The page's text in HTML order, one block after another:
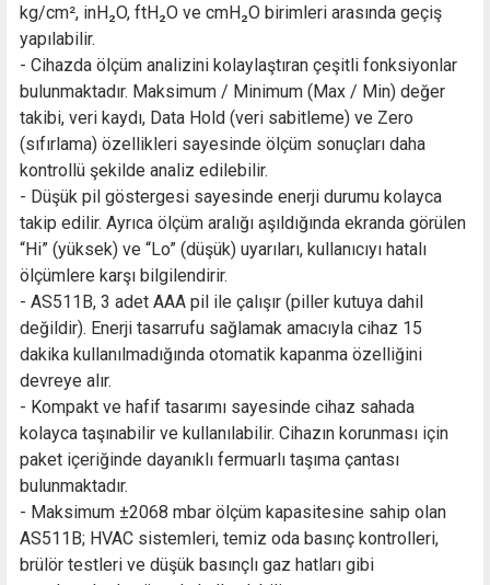
kg/cm², inH₂O, ftH₂O ve cmH₂O birimleri arasında geçiş
yapılabilir.
- Cihazda ölçüm analizini kolaylaştıran çeşitli fonksiyonlar
bulunmaktadır. Maksimum / Minimum (Max / Min) değer
takibi, veri kaydı, Data Hold (veri sabitleme) ve Zero
(sıfırlama) özellikleri sayesinde ölçüm sonuçları daha
kontrollü şekilde analiz edilebilir.
- Düşük pil göstergesi sayesinde enerji durumu kolayca
takip edilir. Ayrıca ölçüm aralığı aşıldığında ekranda görülen
“Hi” (yüksek) ve “Lo” (düşük) uyarıları, kullanıcıyı hatalı
ölçümlere karşı bilgilendirir.
- AS511B, 3 adet AAA pil ile çalışır (piller kutuya dahil
değildir). Enerji tasarrufu sağlamak amacıyla cihaz 15
dakika kullanılmadığında otomatik kapanma özelliğini
devreye alır.
- Kompakt ve hafif tasarımı sayesinde cihaz sahada
kolayca taşınabilir ve kullanılabilir. Cihazın korunması için
paket içeriğinde dayanıklı fermuarlı taşıma çantası
bulunmaktadır.
- Maksimum ±2068 mbar ölçüm kapasitesine sahip olan
AS511B; HVAC sistemleri, temiz oda basınç kontrolleri,
brülör testleri ve düşük basınçlı gaz hatları gibi